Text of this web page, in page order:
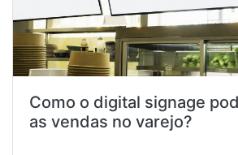
Como o digital signage
as vendas no varejo?